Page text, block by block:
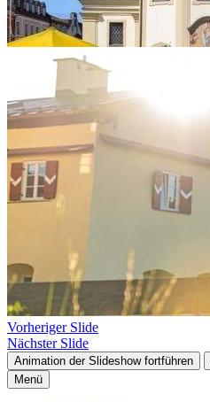
Vorheriger Slide
Nächster Slide
Animation der Slideshow fortführen
Menü